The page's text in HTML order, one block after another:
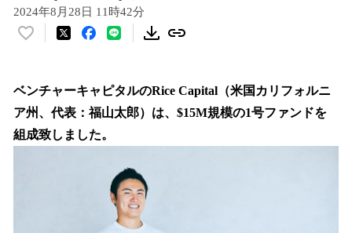
2024年8月28日 11時42分
い
！
数
を
読
ベンチャーキャピタルのRice Capital（米国カリフォルニ
ア州、代表：福山太郎）は、$15M規模の1号ファンドを
組成致しました。